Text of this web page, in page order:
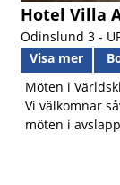
Hotel Villa
Odinslund 3 -
Visa mer
Möten i
Vi välkomnar
möten i